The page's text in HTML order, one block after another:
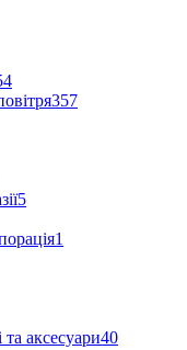
357
5
1
аксесуари40